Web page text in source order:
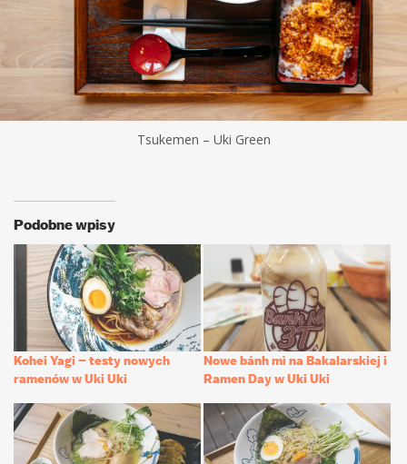
Tsukemen – Uki Green
Podobne wpisy
Kohei Yagi – testy nowych
ramenów w Uki Uki
Nowe bánh mì na Bakalarskiej i
Ramen Day w Uki Uki